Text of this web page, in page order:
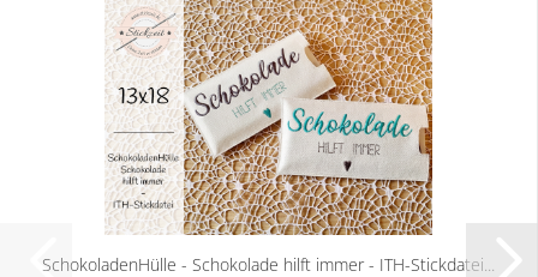
SchokoladenHülle - Schokolade hilft immer - ITH-Stickdatei...